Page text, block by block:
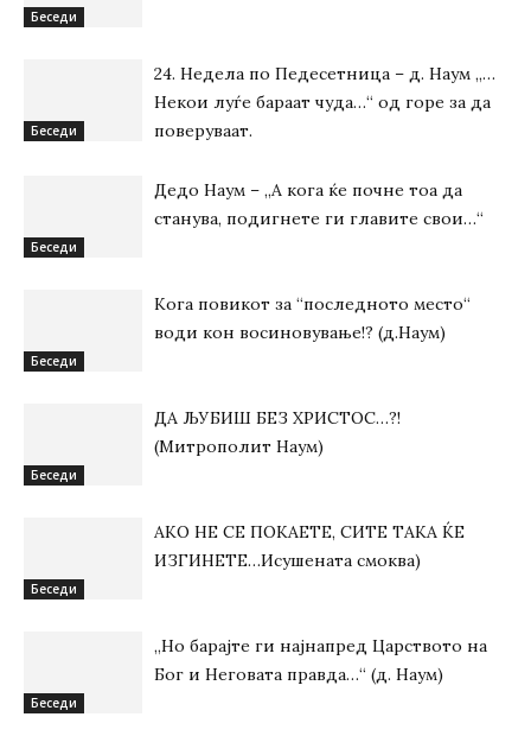
Беседи
Беседи
24. Недела по Педесетница – д. Наум „…
Некои луѓе бараат чуда…“ од горе за да
поверуваат.
Беседи
Дедо Наум – „А кога ќе почне тоа да
станува, подигнете ги главите свои…“
Беседи
Кога повикот за “последното место“
води кон восиновување!? (д.Наум)
Беседи
ДА ЉУБИШ БЕЗ ХРИСТОС…?!
(Митрополит Наум)
Беседи
АКО НЕ СЕ ПОКАЕТЕ, СИТЕ ТАКА ЌЕ
ИЗГИНЕТЕ…Исушената смоква)
Беседи
„Но барајте ги најнапред Царството на
Бог и Неговата правда…“ (д. Наум)